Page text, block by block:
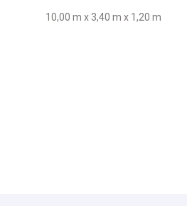
10,00 m x 3,40 m x 1,20 m